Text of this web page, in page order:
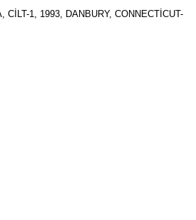
1, 1993, DANBURY, CONNECTİCUT-